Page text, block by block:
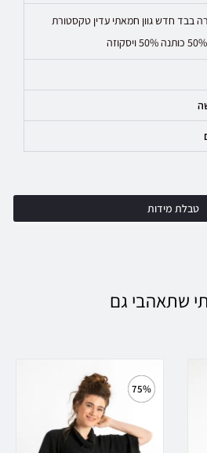
טבלת מידות
בבד חדש גוון חמאתי עדין טקסטורת
שתאהבי גם
75%